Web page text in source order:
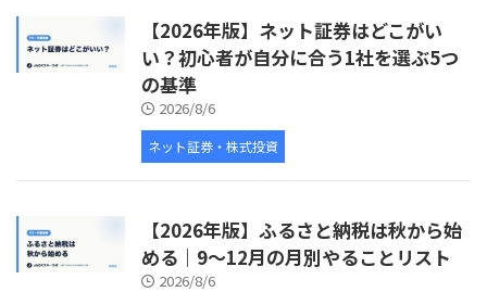
【2026年版】ネット証券はどこがい
い？初心者が自分に合う1社を選ぶ5つ
の基準
2026/8/6
ネット証券・株式投資
【2026年版】ふるさと納税は秋から始
める｜9〜12月の月別やることリスト
2026/8/6